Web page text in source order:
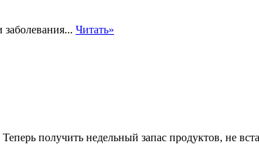
Читать»
получить недельный запас продуктов, не